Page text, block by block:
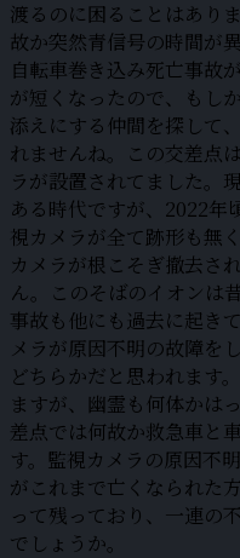
渡るのに困ることはあり
故か突然青信号の時間が
自転車巻き込み死亡事故
が短くなったので、もし
添えにする仲間を探して
れませんね。この交差点
ラが設置されてました。
ある時代ですが、2022年
視カメラが全て跡形も無
カメラが根こそぎ撤去さ
ん。このそばのイオンは
事故も他にも過去に起き
メラが原因不明の故障を
どちらかだと思われます
ますが、幽霊も何体かは
差点では何故か救急車と
す。監視カメラの原因不
がこれまで亡くなられた
って残っており、一連の
でしょうか。